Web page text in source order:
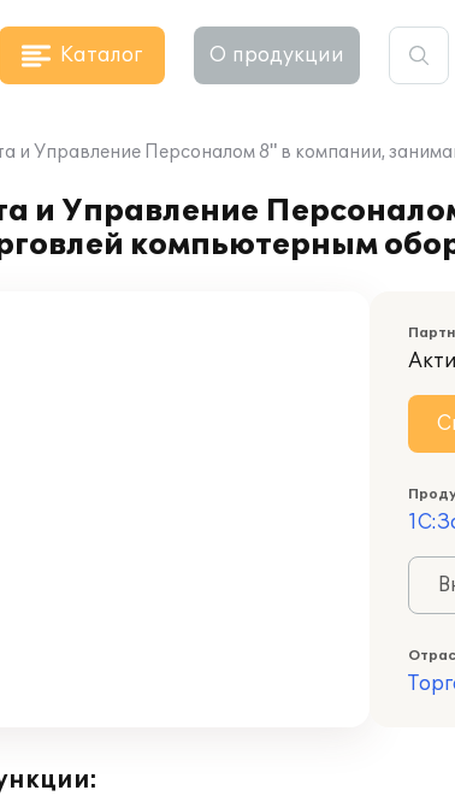
Каталог О продукции
и Управление Персоналом 8" в компании,
и Управление
компьютерным